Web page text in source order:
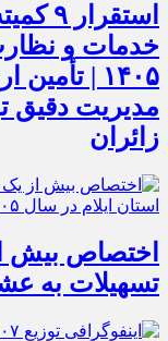
خدمات و نظارت
۱۴۰۵ |
مدیریت دقیق
زائران
تسهیلات به